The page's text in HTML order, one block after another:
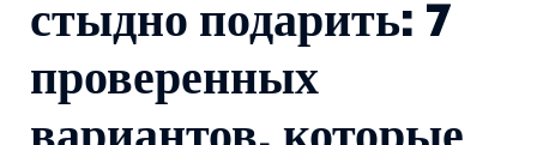
стыдно подарить: 7
проверенных